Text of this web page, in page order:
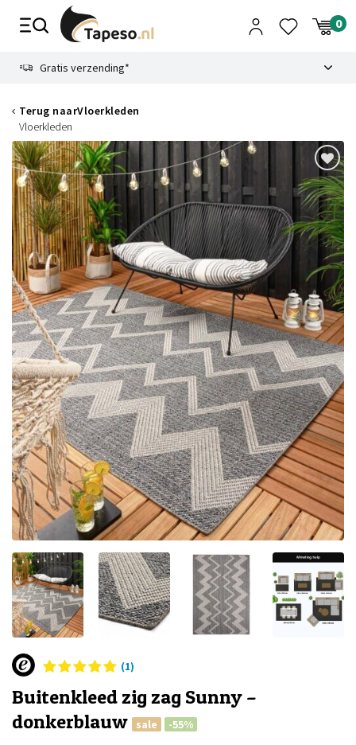
Gratis verzending*
Terug naarVloerkleden
Vloerkleden
(1)
Buitenkleed zig zag Sunny –
donkerblauw
sale -55%